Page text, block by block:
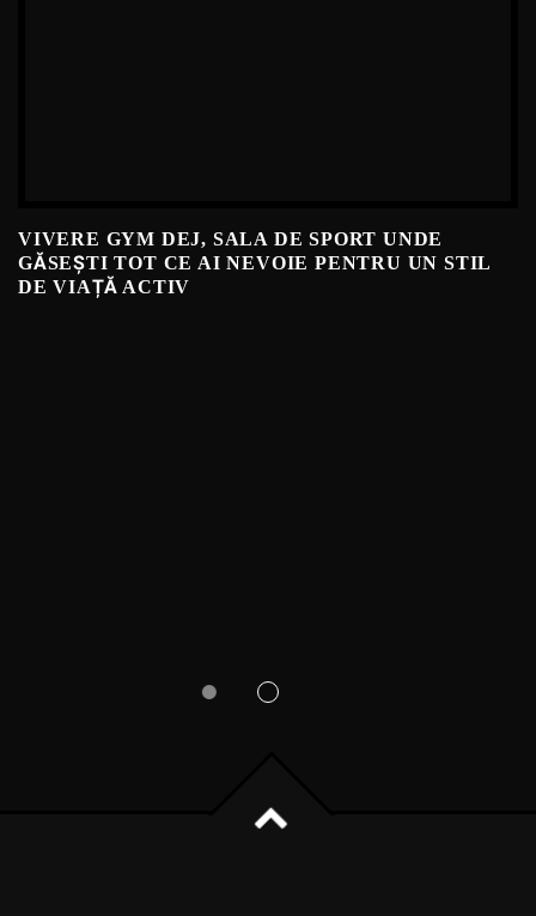
VIVERE GYM DEJ, SALA DE SPORT UNDE
GĂSEȘTI TOT CE AI NEVOIE PENTRU UN STIL
DE VIAȚĂ ACTIV